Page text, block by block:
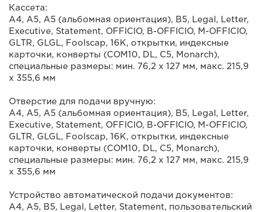
Кассета:
A4, A5, A5 (альбомная ориентация), B5, Legal, Letter,
Executive, Statement, OFFICIO, B-OFFICIO, M-OFFICIO,
GLTR, GLGL, Foolscap, 16K, открытки, индексные
карточки, конверты (COM10, DL, C5, Monarch),
специальные размеры: мин. 76,2 х 127 мм, макс. 215,9
х 355,6 мм
Отверстие для подачи вручную:
A4, A5, A5 (альбомная ориентация), B5, Legal, Letter,
Executive, Statement, OFFICIO, B-OFFICIO, M-OFFICIO,
GLTR, GLGL, Foolscap, 16K, открытки, индексные
карточки, конверты (COM10, DL, C5, Monarch),
специальные размеры: мин. 76,2 x 127 мм, макс. 215,9
х 355,6 мм
Устройство автоматической подачи документов:
A4, A5, B5, Legal, Letter, Statement, пользовательский